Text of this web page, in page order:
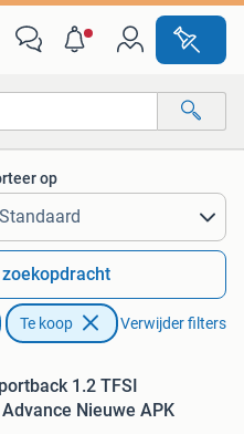
op
Te koop Verwijder filters
1.2 TFSI
Nieuwe APK